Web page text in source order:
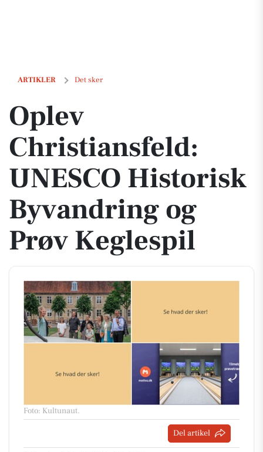
ARTIKLER Det sker
Oplev Christiansfeld: UNESCO Historisk Byvandring og Prøv
Oplev
Christiansfeld:
UNESCO Historisk
Byvandring og
Prøv Keglespil
Foto: Kultunaut.
Del artikel